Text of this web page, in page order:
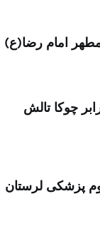
۹ دی در حرم مطهر امام رضا(ع)
چوکا تالش
پزشکی لرستان